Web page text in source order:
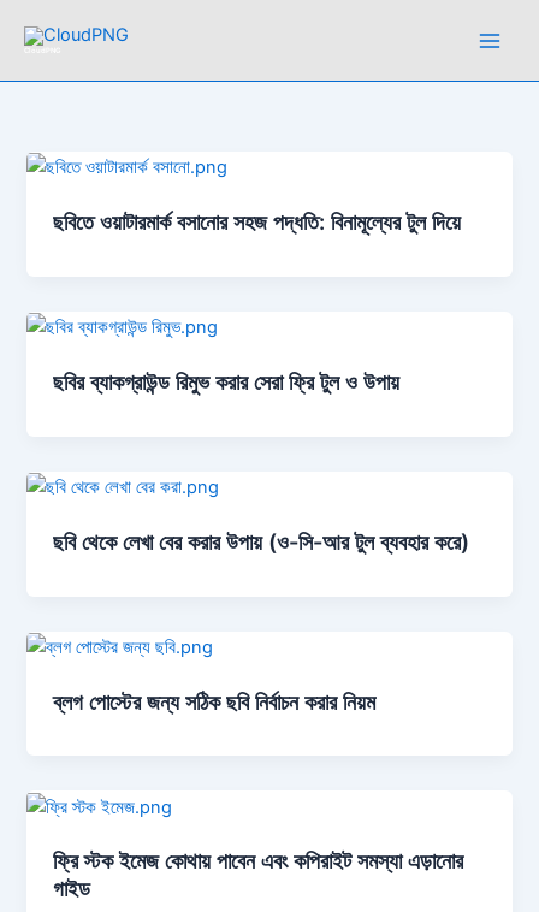
ছবিতে ওয়াটারমার্ক বসানোর সহজ পদ্ধতি: বিনামূল্যের টুল দিয়ে
ছবির ব্যাকগ্রাউন্ড রিমুভ করার সেরা ফ্রি টুল ও উপায়
ছবি থেকে লেখা বের করার উপায় (ও-সি-আর টুল ব্যবহার করে)
ব্লগ পোস্টের জন্য সঠিক ছবি নির্বাচন করার নিয়ম
ফ্রি স্টক ইমেজ কোথায় পাবেন এবং কপিরাইট সমস্যা এড়ানোর
গাইড